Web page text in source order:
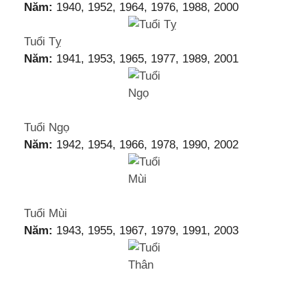
Năm: 1940, 1952, 1964, 1976, 1988, 2000
Tuổi Tỵ
Năm: 1941, 1953, 1965, 1977, 1989, 2001
Tuổi Ngọ
Năm: 1942, 1954, 1966, 1978, 1990, 2002
Tuổi Mùi
Năm: 1943, 1955, 1967, 1979, 1991, 2003